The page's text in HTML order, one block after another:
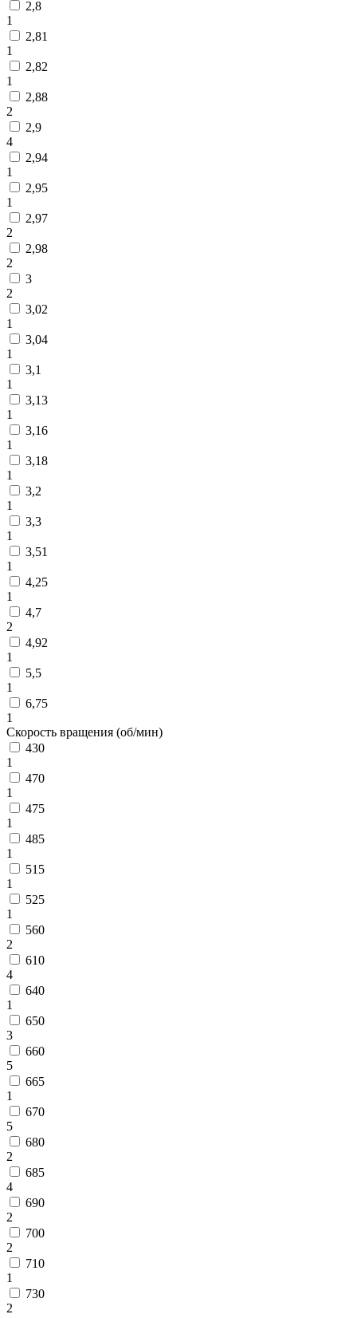
2,8
1
2,81
1
2,82
1
2,88
2
2,9
4
2,94
1
2,95
1
2,97
2
2,98
2
3
2
3,02
1
3,04
1
3,1
1
3,13
1
3,16
1
3,18
1
3,2
1
3,3
1
3,51
1
4,25
1
4,7
2
4,92
1
5,5
1
6,75
1
Скорость вращения (об/мин)
430
1
470
1
475
1
485
1
515
1
525
1
560
2
610
4
640
1
650
3
660
5
665
1
670
5
680
2
685
4
690
2
700
2
710
1
730
2